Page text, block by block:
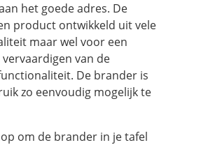
het goede adres. De
product ontwikkeld uit vele
maar wel voor een
van de
De brander is
zo eenvoudig mogelijk te
om de brander in je tafel